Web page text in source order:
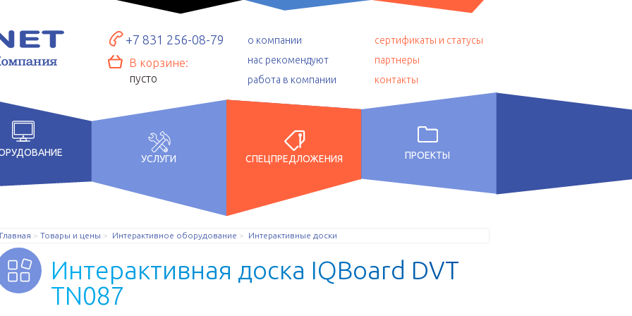
+7 831 256-08-79
В корзине:
пусто
о компании
нас рекомендуют
работа в компании
сертификаты и статусы
партнеры
контакты
УСЛУГИ СПЕЦПРЕДЛОЖЕНИЯ ПРОЕКТЫ
Главная Товары и цены Интерактивное оборудование Интерактивные доски
Интерактивная доска IQBoard DVT
TN087